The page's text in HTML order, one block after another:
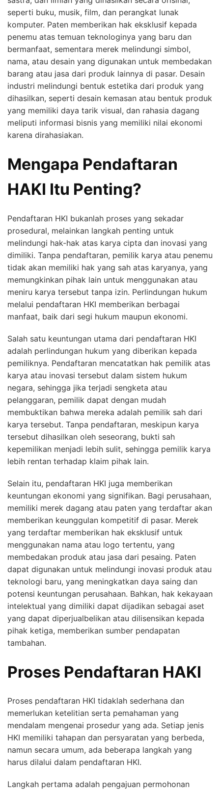
seperti buku, musik, film, dan perangkat lunak
komputer. Paten memberikan hak eksklusif kepada
penemu atas temuan teknologinya yang baru dan
bermanfaat, sementara merek melindungi simbol,
nama, atau desain yang digunakan untuk membedakan
barang atau jasa dari produk lainnya di pasar. Desain
industri melindungi bentuk estetika dari produk yang
dihasilkan, seperti desain kemasan atau bentuk produk
yang memiliki daya tarik visual, dan rahasia dagang
meliputi informasi bisnis yang memiliki nilai ekonomi
karena dirahasiakan.
Mengapa Pendaftaran
HAKI Itu Penting?
Pendaftaran HKI bukanlah proses yang sekadar
prosedural, melainkan langkah penting untuk
melindungi hak-hak atas karya cipta dan inovasi yang
dimiliki. Tanpa pendaftaran, pemilik karya atau penemu
tidak akan memiliki hak yang sah atas karyanya, yang
memungkinkan pihak lain untuk menggunakan atau
meniru karya tersebut tanpa izin. Perlindungan hukum
melalui pendaftaran HKI memberikan berbagai
manfaat, baik dari segi hukum maupun ekonomi.
Salah satu keuntungan utama dari pendaftaran HKI
adalah perlindungan hukum yang diberikan kepada
pemiliknya. Pendaftaran mencatatkan hak pemilik atas
karya atau inovasi tersebut dalam sistem hukum
negara, sehingga jika terjadi sengketa atau
pelanggaran, pemilik dapat dengan mudah
membuktikan bahwa mereka adalah pemilik sah dari
karya tersebut. Tanpa pendaftaran, meskipun karya
tersebut dihasilkan oleh seseorang, bukti sah
kepemilikan menjadi lebih sulit, sehingga pemilik karya
lebih rentan terhadap klaim pihak lain.
Selain itu, pendaftaran HKI juga memberikan
keuntungan ekonomi yang signifikan. Bagi perusahaan,
memiliki merek dagang atau paten yang terdaftar akan
memberikan keunggulan kompetitif di pasar. Merek
yang terdaftar memberikan hak eksklusif untuk
menggunakan nama atau logo tertentu, yang
membedakan produk atau jasa dari pesaing. Paten
dapat digunakan untuk melindungi inovasi produk atau
teknologi baru, yang meningkatkan daya saing dan
potensi keuntungan perusahaan. Bahkan, hak kekayaan
intelektual yang dimiliki dapat dijadikan sebagai aset
yang dapat diperjualbelikan atau dilisensikan kepada
pihak ketiga, memberikan sumber pendapatan
tambahan.
Proses Pendaftaran HAKI
Proses pendaftaran HKI tidaklah sederhana dan
memerlukan ketelitian serta pemahaman yang
mendalam mengenai prosedur yang ada. Setiap jenis
HKI memiliki tahapan dan persyaratan yang berbeda,
namun secara umum, ada beberapa langkah yang
harus dilalui dalam pendaftaran HKI.
Langkah pertama adalah pengajuan permohonan